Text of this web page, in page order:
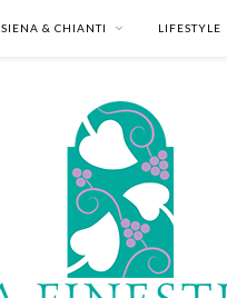
SIENA & CHIANTI LIFESTYLE